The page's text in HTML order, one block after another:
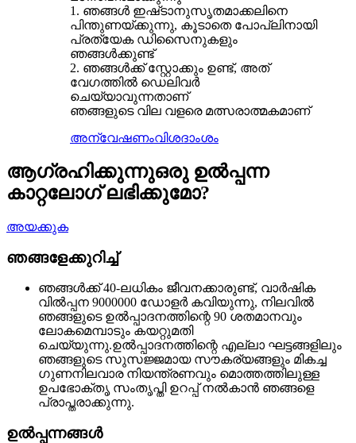
1. ഞങ്ങൾ ഇഷ്‌ടാനുസൃതമാക്കലിനെ
പിന്തുണയ്‌ക്കുന്നു, കൂടാതെ പോപ്ലിനായി
പ്രത്യേക ഡിസൈനുകളും
ഞങ്ങൾക്കുണ്ട്
2. ഞങ്ങൾക്ക് സ്റ്റോക്കും ഉണ്ട്, അത്
വേഗത്തിൽ ഡെലിവർ
ചെയ്യാവുന്നതാണ്
ഞങ്ങളുടെ വില വളരെ മത്സരാത്മകമാണ്
അന്വേഷണംവിശദാംശം
ആഗ്രഹിക്കുന്നുഒരു ഉൽപ്പന്ന
കാറ്റലോഗ് ലഭിക്കുമോ?
അയക്കുക
ഞങ്ങളേക്കുറിച്ച്
ഞങ്ങൾക്ക് 40-ലധികം ജീവനക്കാരുണ്ട്, വാർഷിക
വിൽപ്പന 9000000 ഡോളർ കവിയുന്നു, നിലവിൽ
ഞങ്ങളുടെ ഉൽപ്പാദനത്തിന്റെ 90 ശതമാനവും
ലോകമെമ്പാടും കയറ്റുമതി
ചെയ്യുന്നു.ഉൽപ്പാദനത്തിന്റെ എല്ലാ ഘട്ടങ്ങളിലും
ഞങ്ങളുടെ സുസജ്ജമായ സൗകര്യങ്ങളും മികച്ച
ഗുണനിലവാര നിയന്ത്രണവും മൊത്തത്തിലുള്ള
ഉപഭോക്തൃ സംതൃപ്തി ഉറപ്പ് നൽകാൻ ഞങ്ങളെ
പ്രാപ്തരാക്കുന്നു.
ഉൽപ്പന്നങ്ങൾ